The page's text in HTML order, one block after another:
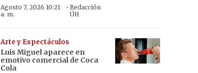
Agosto 7, 2026 10:21
a. m.
· Redacción
ÚH
Arte y Espectáculos
Luis Miguel aparece en
emotivo comercial de Coca
Cola